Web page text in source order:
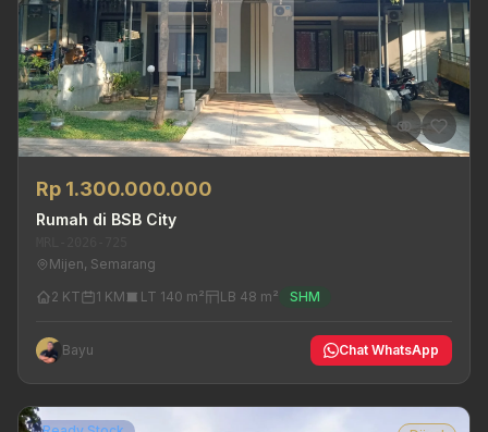
Rp 1.300.000.000
Rumah di BSB City
Mijen, Semarang
2 KT
1 KM LT 140 m² LB 48 m² SHM
Bayu Chat WhatsApp